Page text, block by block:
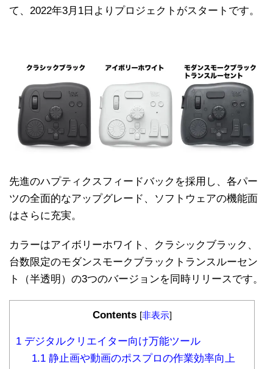
て、2022年3月1日よりプロジェクトがスタートです。
先進のハプティクスフィードバックを採用し、各パー
ツの全面的なアップグレード、ソフトウェアの機能面
はさらに充実。
カラーはアイボリーホワイト、クラシックブラック、
台数限定のモダンスモークブラックトランスルーセン
ト（半透明）の3つのバージョンを同時リリースです。
Contents [非表示]
1 デジタルクリエイター向け万能ツール
1.1静止画や動画のポスプロの作業効率向上